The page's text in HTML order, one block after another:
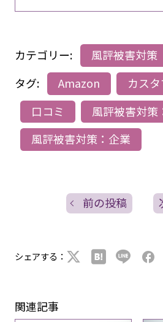
カテゴリー:
風評被害対策
タグ:
Amazon
カス
口コミ
風評被害対策
風評被害対策：企業
前の投稿
シェアする：
関連記事